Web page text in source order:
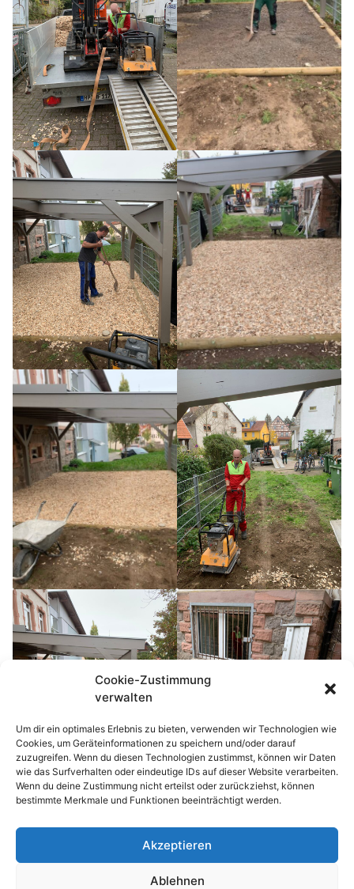
Cookie-Zustimmung
verwalten
Um dir ein optimales Erlebnis zu bieten, verwenden wir Technologien wie
Cookies, um Geräteinformationen zu speichern und/oder darauf
zuzugreifen. Wenn du diesen Technologien zustimmst, können wir Daten
wie das Surfverhalten oder eindeutige IDs auf dieser Website verarbeiten.
Wenn du deine Zustimmung nicht erteilst oder zurückziehst, können
bestimmte Merkmale und Funktionen beeinträchtigt werden.
Akzeptieren
Ablehnen